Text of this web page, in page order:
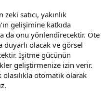
satıcı, yakınlık
gelişimine katkıda
da onu yönlendirecektir. Öte
duyarlı olacak ve görsel
İşitme gücünün
geliştirmenize izin verir.
olasılıkla otomatik olarak